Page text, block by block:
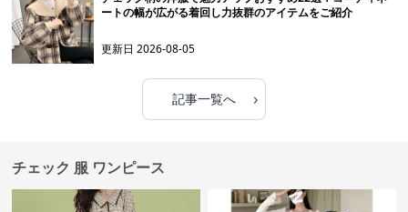
ートの幅が広がる着回し力抜群のアイテムをご紹介
更新日2026-08-05
記事一覧へ ›
チェック 服 ワンピース